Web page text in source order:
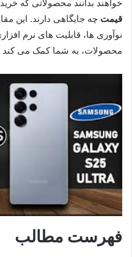
خواهند بدانند محصولاتی که
قیمت چه جایگاهی دارند. این
نوآوری ها، قابلیت های نرم
محصولات، به شما کمک می کند
فهرست مطالب